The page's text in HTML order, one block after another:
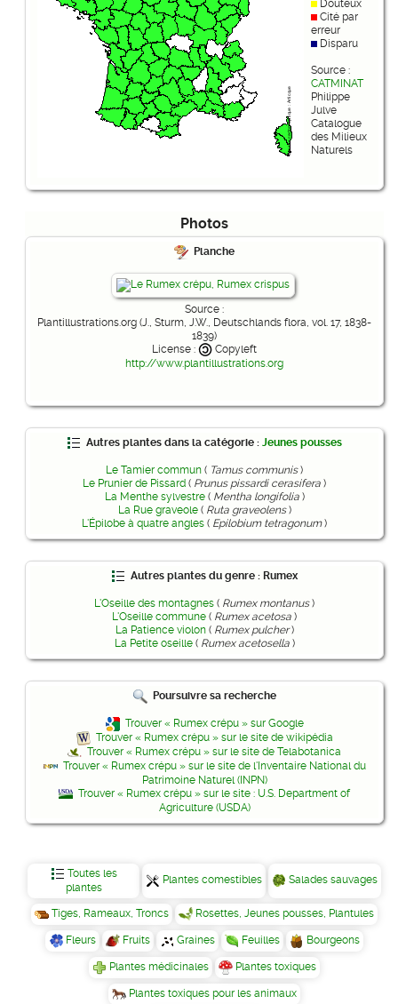
Douteux
Cité par
erreur
Disparu
Source :
CATMINAT
Philippe
Julve
Catalogue
des Milieux
Naturels
Photos
Planche
Source :
Plantillustrations.org (J., Sturm, J.W., Deutschlands flora, vol. 17, 1838-
1839)
License :
Copyleft
http://www.plantillustrations.org
Autres plantes dans la catégorie : Jeunes pousses
Le Tamier commun ( Tamus communis)
Le Prunier de Pissard ( Prunus pissardi cerasifera )
La Menthe sylvestre( Mentha longifolia)
La Rue graveole( Ruta graveolens)
L'Épilobe à quatre angles ( Epilobium tetragonum)
Autres plantes du genre : Rumex
L'Oseille des montagnes ( Rumex montanus)
L'Oseille commune ( Rumex acetosa )
La Patience violon( Rumex pulcher)
La Petite oseille( Rumex acetosella)
Poursuivre sa recherche
Trouver « Rumex crépu » sur Google
Trouver « Rumex crépu » sur le site de wikipédia
Trouver « Rumex crépu » sur le site de Telabotanica
Trouver « Rumex crépu » sur le site de l'Inventaire National du
Patrimoine Naturel (INPN)
Trouver « Rumex crépu » sur le site : U.S. Department of
Agriculture (USDA)
Toutes les
plantes
Plantes comestibles Salades sauvages
Tiges, Rameaux, Troncs Rosettes, Jeunes pousses, Plantules
Fleurs Fruits Graines Feuilles Bourgeons
Plantes médicinales Plantes toxiques
Plantes toxiques pour les animaux